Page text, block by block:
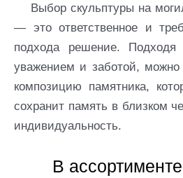
Выбор скульптуры на
— это ответственное и
подхода решение.
уважением и заботой, можно
композицию памятника,
сохранит память в близком
индивидуальность.
В